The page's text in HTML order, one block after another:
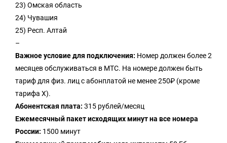
23) Омская область
24) Чувашия
25) Респ. Алтай
–
Важное условие для подключения: Номер должен более 2
месяцев обслуживаться в МТС. На номере должен быть
тариф для физ. лиц с абонплатой не менее 250₽ (кроме
тарифа Х).
Абонентская плата: 315 рублей/месяц
Ежемесячный пакет исходящих минут на все номера
России: 1500 минут